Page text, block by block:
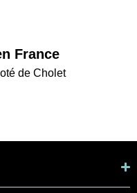
France
de Cholet